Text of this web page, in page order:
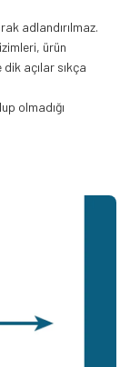
adlandırılmaz.
ürün
açılar sıkça
olmadığı